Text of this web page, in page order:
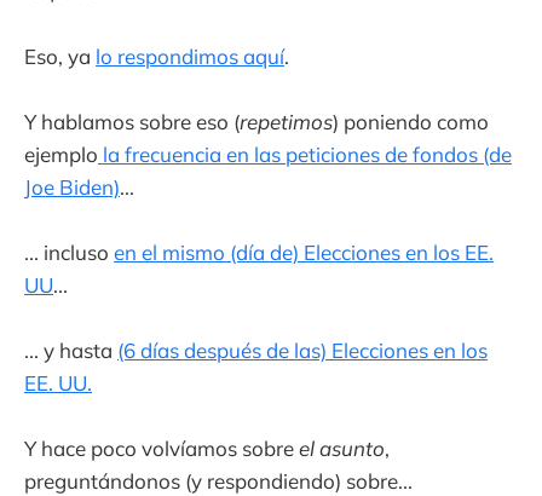
Eso, ya lo respondimos aquí.
Y hablamos sobre eso (repetimos) poniendo como
ejemplo la frecuencia en las peticiones de fondos (de
Joe Biden)...
... incluso en el mismo (día de) Elecciones en los EE.
UU...
... y hasta (6 días después de las) Elecciones en los
EE. UU.
Y hace poco volvíamos sobreel asunto,
preguntándonos (y respondiendo) sobre...